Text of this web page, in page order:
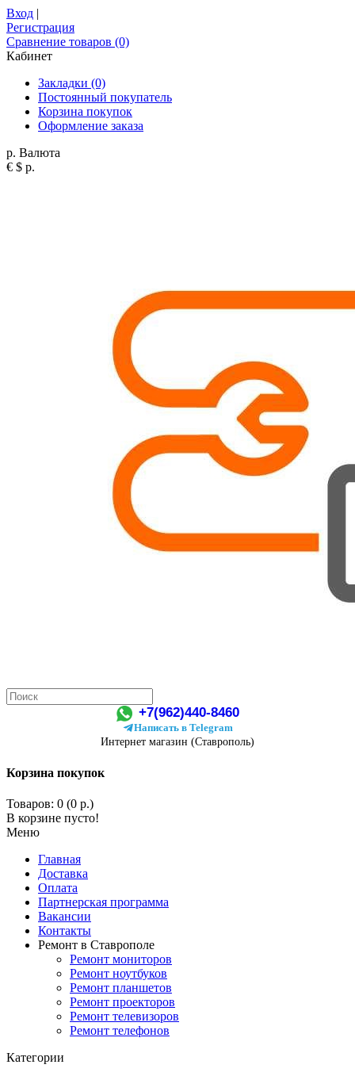
Вход |
Регистрация
Сравнение товаров (0)
Кабинет
Закладки (0)
Постоянный покупатель
Корзина покупок
Оформление заказа
р. Валюта
€ $ р.
+7(962)440-8460
Написать в Telegram
Интернет магазин (Ставрополь)
Корзина покупок
Товаров: 0 (0 р.)
В корзине пусто!
Меню
Главная
Доставка
Оплата
Партнерская программа
Вакансии
Контакты
Ремонт в Ставрополе
Ремонт мониторов
Ремонт ноутбуков
Ремонт планшетов
Ремонт проекторов
Ремонт телевизоров
Ремонт телефонов
Категории